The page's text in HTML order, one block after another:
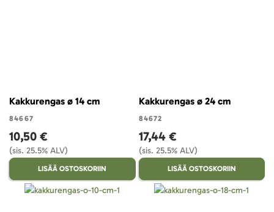
Kakkurengas ø 14 cm
84667
10,50 €
(sis. 25.5% ALV)
LISÄÄ OSTOSKORIIN
Kakkurengas ø 24 cm
84672
17,44 €
(sis. 25.5% ALV)
LISÄÄ OSTOSKORIIN